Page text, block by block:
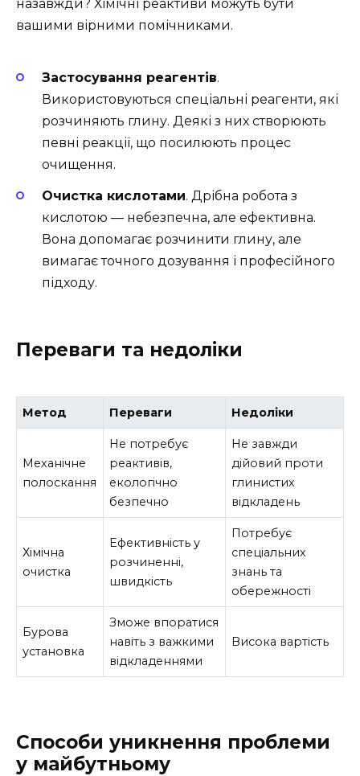
назавжди? Хімічні реактиви можуть бути
вашими вірними помічниками.
Застосування реагентів.
Використовуються спеціальні реагенти, які
розчиняють глину. Деякі з них створюють
певні реакції, що посилюють процес
очищення.
Очистка кислотами. Дрібна робота з
кислотою — небезпечна, але ефективна.
Вона допомагає розчинити глину, але
вимагає точного дозування і професійного
підходу.
Переваги та недоліки
Метод Переваги Недоліки
Механічне
полоскання
Не потребує
реактивів,
екологічно
безпечно
Не завжди
дійовий проти
глинистих
відкладень
Хімічна
очистка
Ефективність у
розчиненні,
швидкість
Потребує
спеціальних
знань та
обережності
Бурова
установка
Зможе впоратися
навіть з важкими
відкладеннями
Висока вартість
Способи уникнення проблеми
у майбутньому